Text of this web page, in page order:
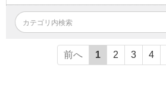
前へ 1 2 3 4